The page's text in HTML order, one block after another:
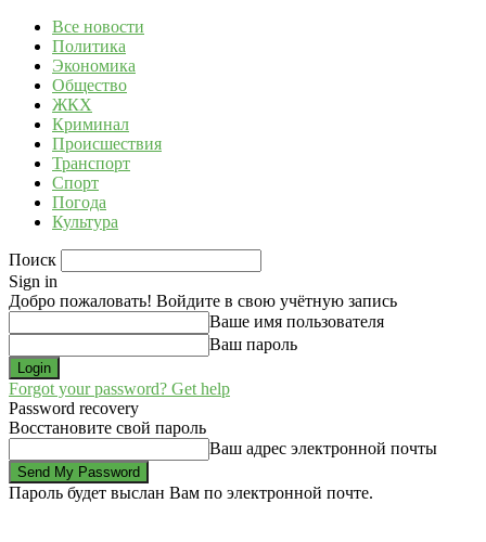
Все новости
Политика
Экономика
Общество
ЖКХ
Криминал
Происшествия
Транспорт
Спорт
Погода
Культура
Поиск
Sign in
Добро пожаловать! Войдите в свою учётную запись
Ваше имя пользователя
Ваш пароль
Forgot your password? Get help
Password recovery
Восстановите свой пароль
Ваш адрес электронной почты
Пароль будет выслан Вам по электронной почте.